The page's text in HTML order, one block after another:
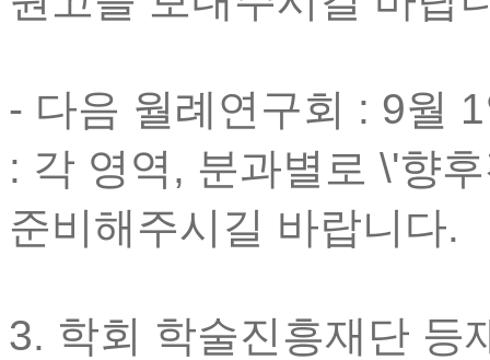
- 다음 월례연구회 : 9월
: 각 영역, 분과별로 \'향
준비해주시길 바랍니다.
3. 학회 학술진흥재단 등